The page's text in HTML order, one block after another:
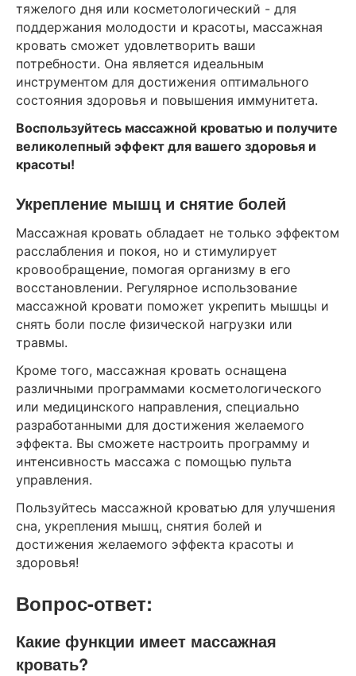
тяжелого дня или косметологический - для
поддержания молодости и красоты, массажная
кровать сможет удовлетворить ваши
потребности. Она является идеальным
инструментом для достижения оптимального
состояния здоровья и повышения иммунитета.
Воспользуйтесь массажной кроватью и получите
великолепный эффект для вашего здоровья и
красоты!
Укрепление мышц и снятие болей
Массажная кровать обладает не только эффектом
расслабления и покоя, но и стимулирует
кровообращение, помогая организму в его
восстановлении. Регулярное использование
массажной кровати поможет укрепить мышцы и
снять боли после физической нагрузки или
травмы.
Кроме того, массажная кровать оснащена
различными программами косметологического
или медицинского направления, специально
разработанными для достижения желаемого
эффекта. Вы сможете настроить программу и
интенсивность массажа с помощью пульта
управления.
Пользуйтесь массажной кроватью для улучшения
сна, укрепления мышц, снятия болей и
достижения желаемого эффекта красоты и
здоровья!
Вопрос-ответ:
Какие функции имеет массажная
кровать?